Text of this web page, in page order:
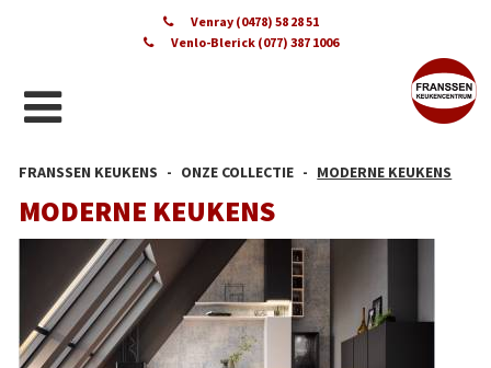
Venray (0478) 58 28 51
Venlo-Blerick (077) 387 1006
FRANSSEN KEUKENS ONZE COLLECTIE MODERNE KEUKENS
MODERNE KEUKENS